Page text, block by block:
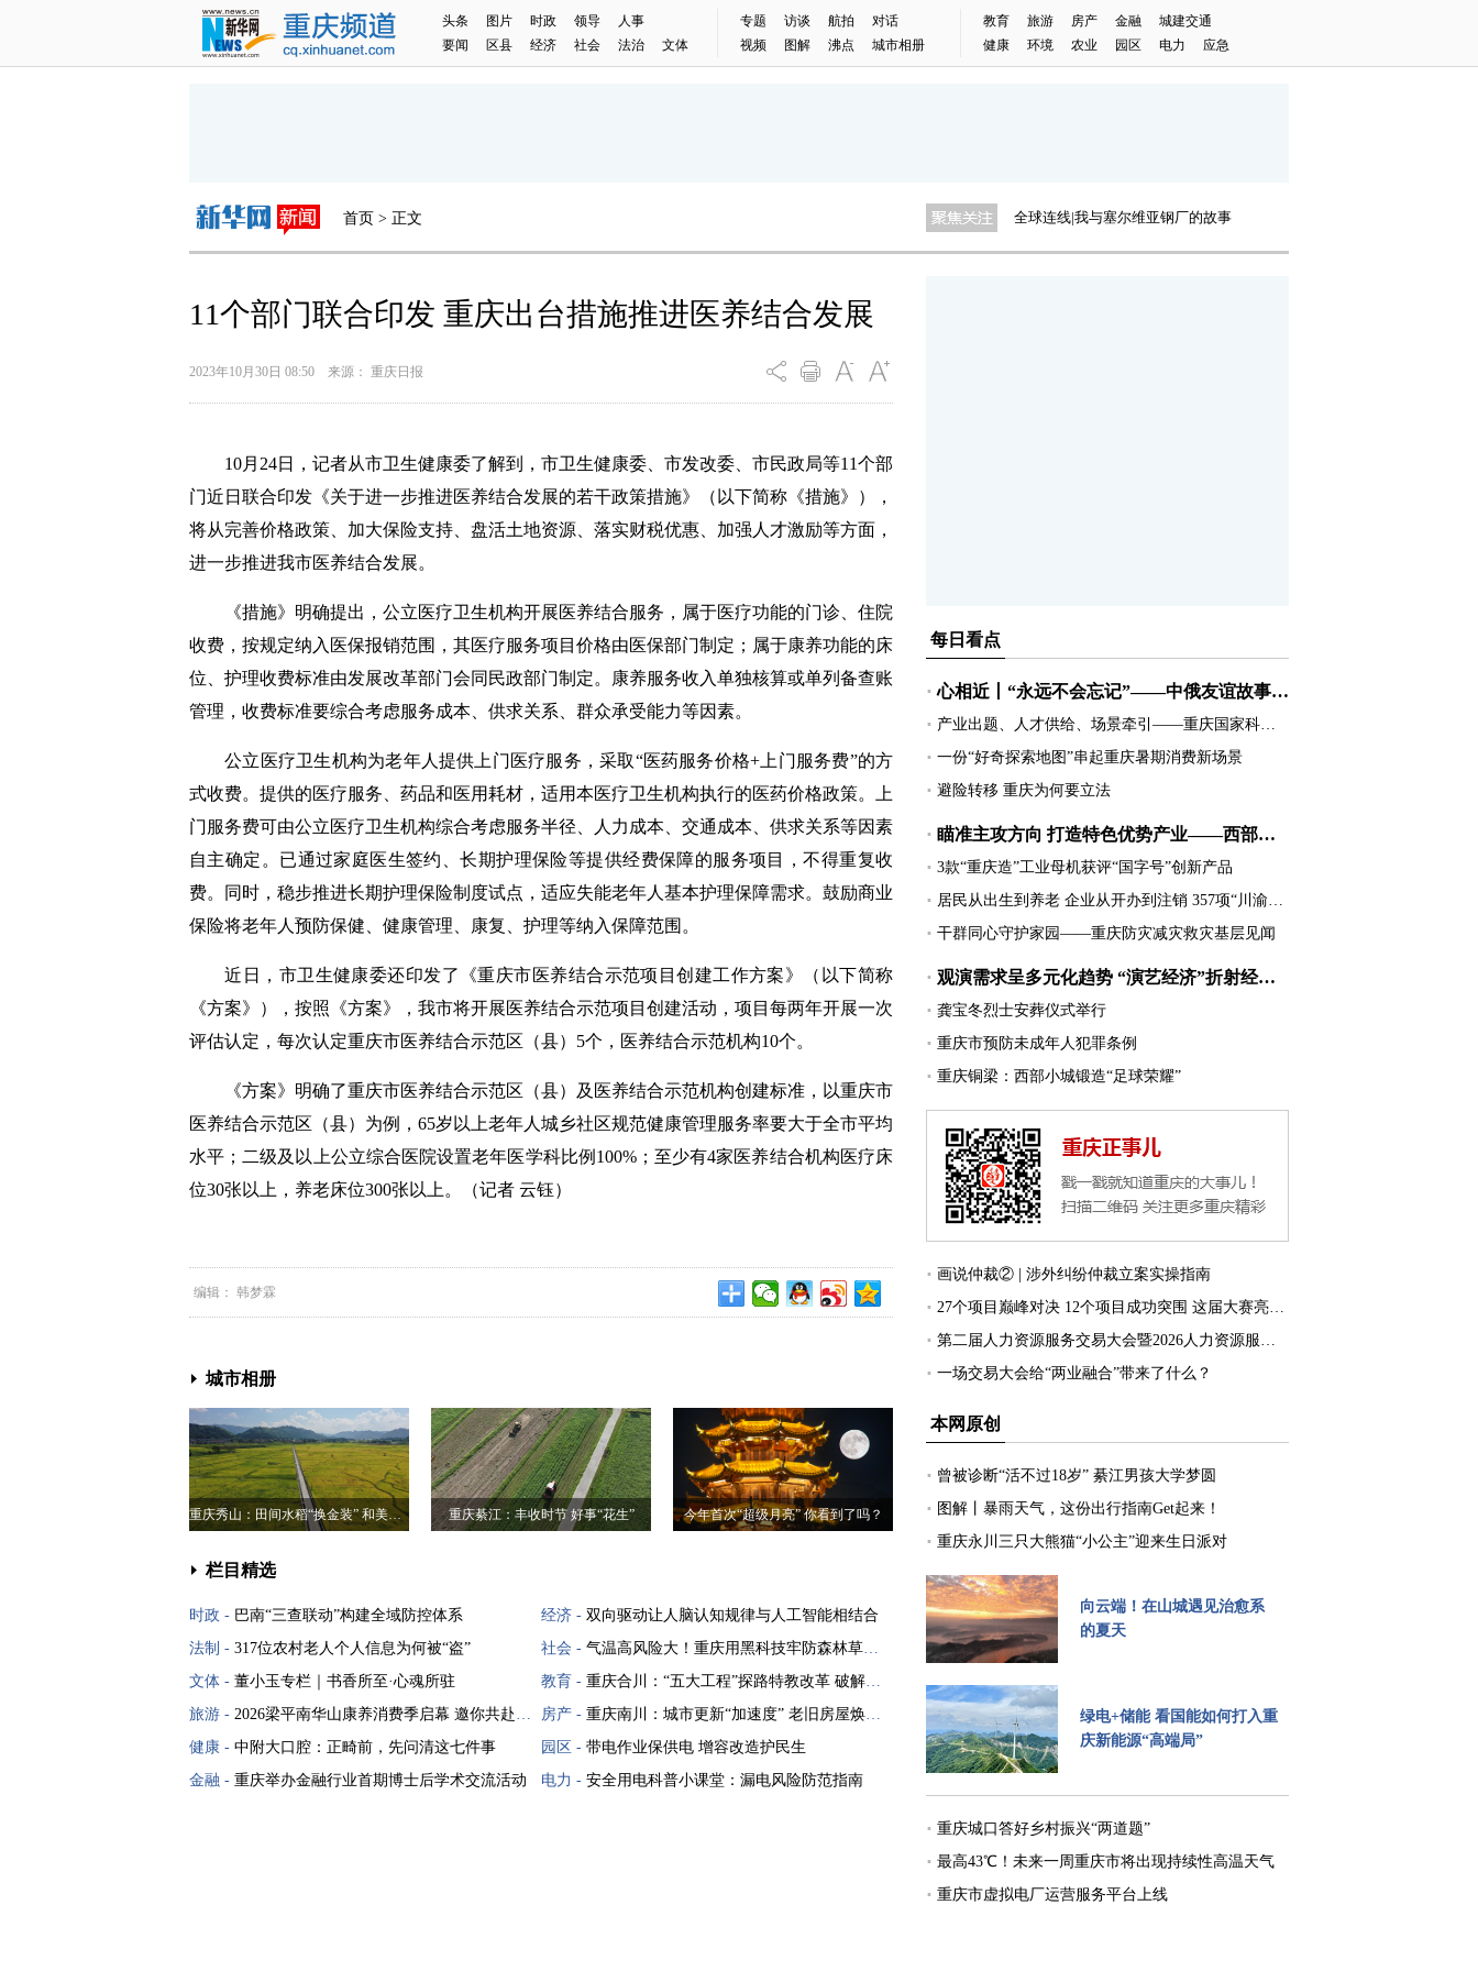
头条 图片 时政 领导
人事
要闻
区县 经济 社会 法治 文体
专题 访谈 航拍
对话
视频
图解 沸点 城市相册
教育 旅游 房产 金融
城建交通
健康
环境 农业 园区 电力 应急
首页 > 正文
全球连线|我与塞尔维亚钢厂的故事
11个部门联合印发 重庆出台措施推进医养结合发展
2023年10月30日 08:50 来源： 重庆日报
10月24日，记者从市卫生健康委了解到，市卫生健康委、市发改委、市民政局等11个部
门近日联合印发《关于进一步推进医养结合发展的若干政策措施》（以下简称《措施》），
将从完善价格政策、加大保险支持、盘活土地资源、落实财税优惠、加强人才激励等方面，
进一步推进我市医养结合发展。
《措施》明确提出，公立医疗卫生机构开展医养结合服务，属于医疗功能的门诊、住院
收费，按规定纳入医保报销范围，其医疗服务项目价格由医保部门制定；属于康养功能的床
位、护理收费标准由发展改革部门会同民政部门制定。康养服务收入单独核算或单列备查账
管理，收费标准要综合考虑服务成本、供求关系、群众承受能力等因素。
公立医疗卫生机构为老年人提供上门医疗服务，采取“医药服务价格+上门服务费”的方
式收费。提供的医疗服务、药品和医用耗材，适用本医疗卫生机构执行的医药价格政策。上
门服务费可由公立医疗卫生机构综合考虑服务半径、人力成本、交通成本、供求关系等因素
自主确定。已通过家庭医生签约、长期护理保险等提供经费保障的服务项目，不得重复收
费。同时，稳步推进长期护理保险制度试点，适应失能老年人基本护理保障需求。鼓励商业
保险将老年人预防保健、健康管理、康复、护理等纳入保障范围。
近日，市卫生健康委还印发了《重庆市医养结合示范项目创建工作方案》（以下简称
《方案》），按照《方案》，我市将开展医养结合示范项目创建活动，项目每两年开展一次
评估认定，每次认定重庆市医养结合示范区（县）5个，医养结合示范机构10个。
《方案》明确了重庆市医养结合示范区（县）及医养结合示范机构创建标准，以重庆市
医养结合示范区（县）为例，65岁以上老年人城乡社区规范健康管理服务率要大于全市平均
水平；二级及以上公立综合医院设置老年医学科比例100%；至少有4家医养结合机构医疗床
位30张以上，养老床位300张以上。（记者 云钰）
编辑： 韩梦霖